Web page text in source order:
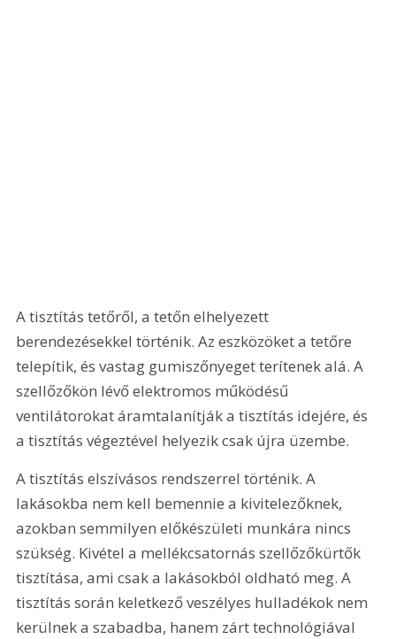
A tisztítás tetőről, a tetőn elhelyezett
berendezésekkel történik. Az eszközöket a tetőre
telepítik, és vastag gumiszőnyeget terítenek alá. A
szellőzőkön lévő elektromos működésű
ventilátorokat áramtalanítják a tisztítás idejére, és
a tisztítás végeztével helyezik csak újra üzembe.
A tisztítás elszívásos rendszerrel történik. A
lakásokba nem kell bemennie a kivitelezőknek,
azokban semmilyen előkészületi munkára nincs
szükség. Kivétel a mellékcsatornás szellőzőkürtők
tisztítása, ami csak a lakásokból oldható meg. A
tisztítás során keletkező veszélyes hulladékok nem
kerülnek a szabadba, hanem zárt technológiával